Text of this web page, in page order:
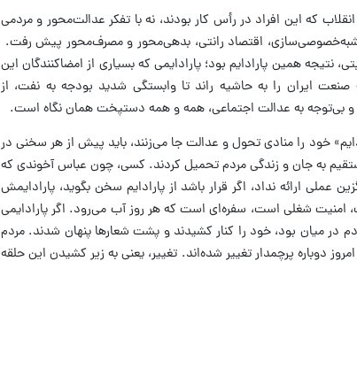
که این افراد در رأس کار بودند، نه با تفکر عدالت‌محور و مردمی
شبه‌خصوصی‌سازی، اقتصاد رانتی، بدهی‌محور و مصرف‌محور پیش رفت.
نتیجه همین پارادایم بود؛ پارادایمی که بسیاری از امضاکنندگان این
معمار آن بوده‌اند. از سیاست‌های تعدیل ساختاری دهه ۷۰ که صنعت ایران را به حاشیه راند تا وابستگی شدید بودجه به نفت، از
و بی‌توجه به عدالت اجتماعی، همه و همه دستپخت همان نگاه است.
خود را منادی تحول و عدالت جا می‌زنند، باید پیش از هر سخنی در
به جان و زندگی مردم تحمیل کردند. کسی، چون عباس آخوندی که
ارائه نداد، اگر قرار باشد از پارادایم سخن بگوید، پارادایمش
امنیت شغلی است، سفره‌ای است که هر روز آب می‌رود. اگر پارادایمی
در میان بود، خود را کنار کشیدند و پشت شعار‌ها پنهان شدند. مردم
دوباره پرچمدار تغییر شده‌اند. تغییر، یعنی به زیر کشیدن این حلقه